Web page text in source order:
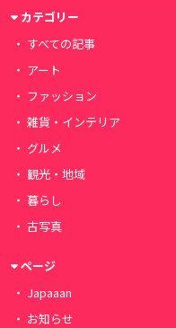
カテゴリー
すべての記事
アート
ファッション
雑貨・インテリア
グルメ
観光・地域
暮らし
古写真
ページ
Japaaan
お知らせ